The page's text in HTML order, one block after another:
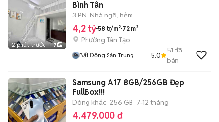
2 phút trước 7
Bình Tân
3 PN Nhà ngõ, hẻm
4,2 tỷ 58 tr/m² 72 m²
Phường Tân Tạo
Bất Động Sản Trung
5.0
51 đã
bán
Samsung A17 8GB/256GB Đẹp
FullBox!!!
Dòng khác 256 GB 7-12 tháng
4.479.000 đ